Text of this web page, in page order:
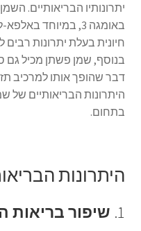
יתרונותיו הבריאותיים.
חיונית בעלת יתרונות
בנוסף, שמן פשתן מכיל גם
דבר שהופך אותו למרכיב
היתרונות הבריאותיים של
בתחום.
היתרונות
1. שיפור בריאות